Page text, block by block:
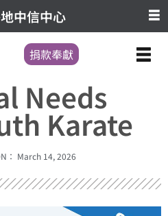
中信中心
捐款奉獻
Needs
Karate
： March 14, 2026